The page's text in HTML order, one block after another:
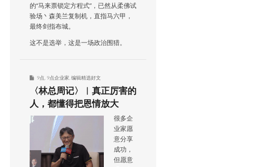
的“马来票锁定方程式”，已然从柔佛试
验场丶森美兰复制机，直指马六甲，
最终剑指布城。
这不是选举，这是一场政治围猎。
9点 9点企业家 编辑精选好文
〈林总周记〉︱真正厉害的
人，都懂得把恩情放大
很多企
业家愿
意分享
成功，
但愿意